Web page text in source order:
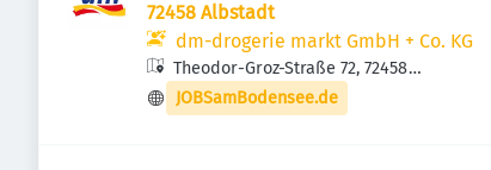
72458 Albstadt
dm-drogerie markt GmbH + Co. KG
Theodor-Groz-Straße 72, 72458
Albstadt, Deutschland
JOBSamBodensee.de